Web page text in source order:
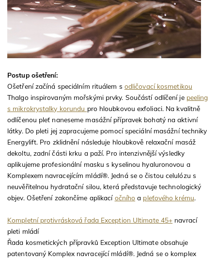
Postup ošetření:
Ošetření začíná speciálním rituálem s odličovací kosmetikou
Thalgo inspirovaným mořskými prvky. Součástí odlíčení je peeling
s mikrokrystalky korundu pro hloubkovou exfoliaci. Na kvalitně
odlíčenou pleť naneseme masážní přípravek bohatý na aktivní
látky. Do pleti jej zapracujeme pomocí speciální masážní techniky
Energylift. Pro zklidnění následuje hloubkově relaxační masáž
dekoltu, zadní části krku a paží. Pro intenzivnější výsledky
aplikujeme profesionální masku s kyselinou hyaluronovou a
Komplexem navracejícím mládí®. Jedná se o čistou celulózu s
neuvěřitelnou hydratační silou, která představuje technologický
objev. Ošetření zakončíme aplikací očního a pleťového krému.
Kompletní protivrásková řada Exception Ultimate 45+ navrací
pleti mládí
Řada kosmetických přípravků Exception Ultimate obsahuje
patentovaný Komplex navracející mládí®. Jedná se o komplex